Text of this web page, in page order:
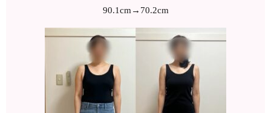
90.1cm→70.2cm